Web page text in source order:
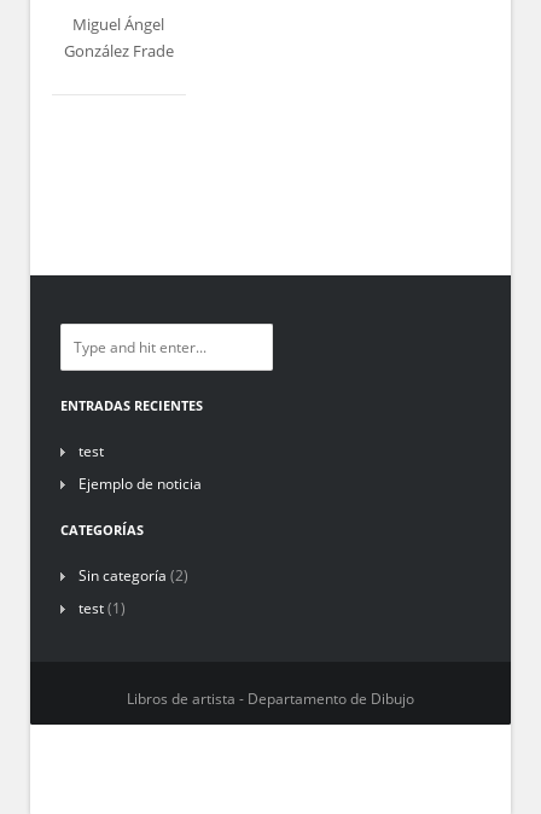
Miguel Ángel
González Frade
ENTRADAS RECIENTES
test
Ejemplo de noticia
CATEGORÍAS
Sin categoría (2)
test(1)
Libros de artista - Departamento de Dibujo